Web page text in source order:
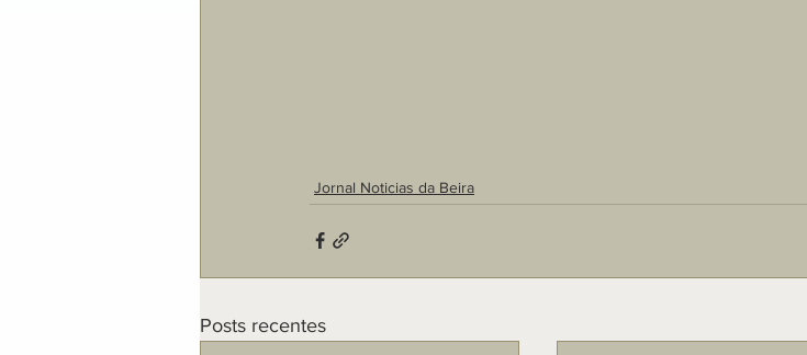
Jornal Noticias da Beira
Posts recentes